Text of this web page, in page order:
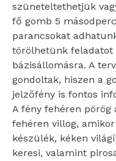
szüneteltethetjük
fő gomb 5
parancsokat
törölhetünk feladatot
bázisállomásra. A
gondoltak, hiszen a
jelzőfény is fontos
A fény fehéren pörög
fehéren villog,
készülék, kéken
keresi, valamint